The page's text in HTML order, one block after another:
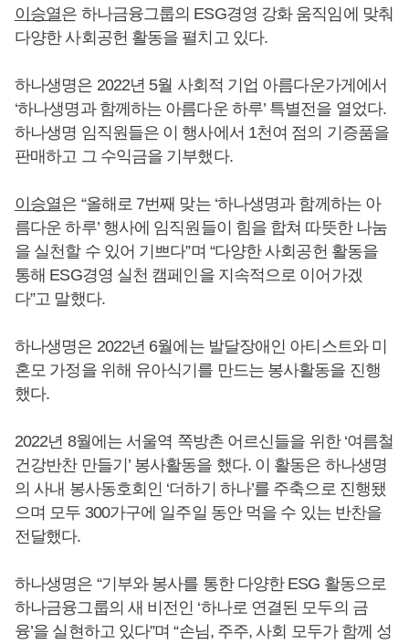
이승열은 하나금융그룹의 ESG경영 강화 움직임에 맞춰
다양한 사회공헌 활동을 펼치고 있다.
하나생명은 2022년 5월 사회적 기업 아름다운가게에서
‘하나생명과 함께하는 아름다운 하루’ 특별전을 열었다.
하나생명 임직원들은 이 행사에서 1천여 점의 기증품을
판매하고 그 수익금을 기부했다.
이승열은 “올해로 7번째 맞는 ‘하나생명과 함께하는 아
름다운 하루’ 행사에 임직원들이 힘을 합쳐 따뜻한 나눔
을 실천할 수 있어 기쁘다”며 “다양한 사회공헌 활동을
통해 ESG경영 실천 캠페인을 지속적으로 이어가겠
다”고 말했다.
하나생명은 2022년 6월에는 발달장애인 아티스트와 미
혼모 가정을 위해 유아식기를 만드는 봉사활동을 진행
했다.
2022년 8월에는 서울역 쪽방촌 어르신들을 위한 ‘여름철
건강반찬 만들기’ 봉사활동을 했다. 이 활동은 하나생명
의 사내 봉사동호회인 ‘더하기 하나’를 주축으로 진행됐
으며 모두 300가구에 일주일 동안 먹을 수 있는 반찬을
전달했다.
하나생명은 “기부와 봉사를 통한 다양한 ESG 활동으로
하나금융그룹의 새 비전인 ‘하나로 연결된 모두의 금
융’을 실현하고 있다”며 “손님, 주주, 사회 모두가 함께 성